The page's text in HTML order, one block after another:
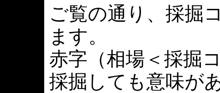
ご覧の通り、採掘
ます。
赤字（相場＜採掘
採掘しても意味が